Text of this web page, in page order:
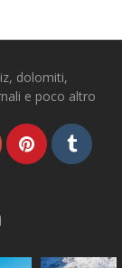
dolomiti,
e poco altro